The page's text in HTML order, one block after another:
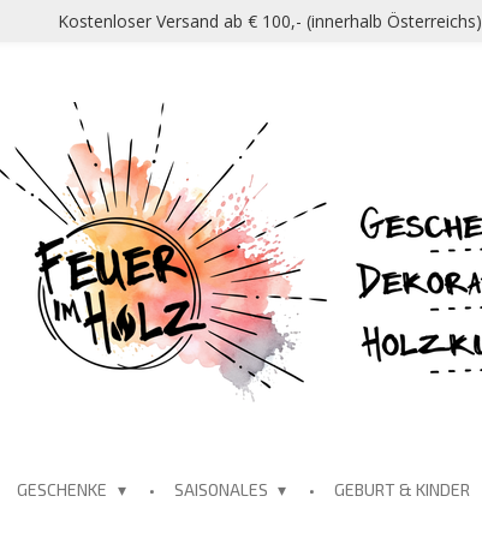
Kostenloser Versand ab € 100,- (innerhalb Österreichs)
GESCHENKE SAISONALES GEBURT & KINDER